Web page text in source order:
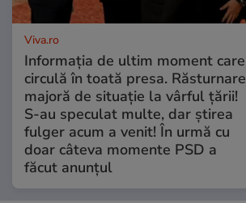
Viva.ro
Informația de ultim moment care
circulă în toată presa. Răsturnare
majoră de situație la vârful țării!
S-au speculat multe, dar știrea
fulger acum a venit! În urmă cu
doar câteva momente PSD a
făcut anunțul